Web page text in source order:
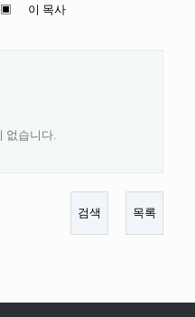
.▣ 이 목사
없습니다.
검색 목록